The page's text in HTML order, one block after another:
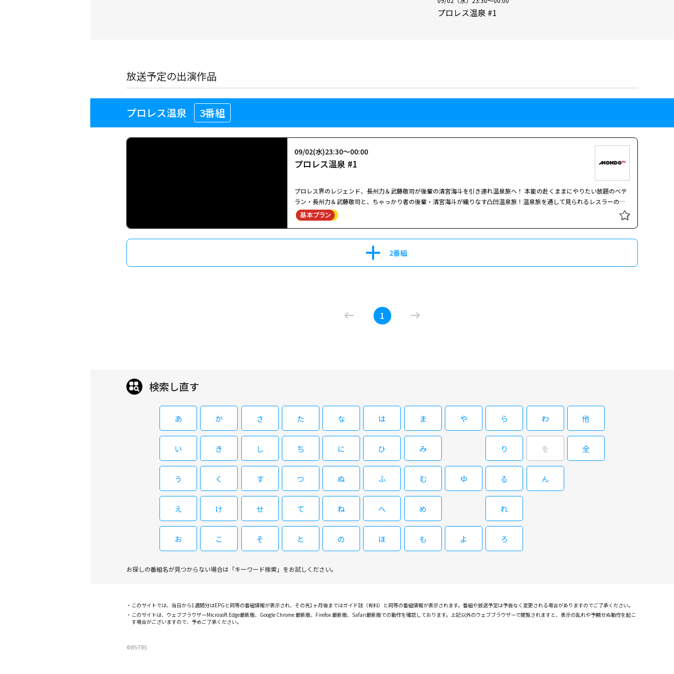
プロレス温泉 #1
放送予定の出演作品
プロレス温泉 3番組
プロレス温泉 #1
09/02(水)23:30～00:00
プロレス界のレジェンド、長州力＆武藤敬司が後輩の清宮海斗を引き連れ温泉旅へ！ 本能の赴くままにやりたい放題のベテ
ラン・長州力＆武藤敬司と、ちゃっかり者の後輩・清宮海斗が織りなす凸凹温泉旅！温泉旅を通して見られるレスラーの筋
肉美、3人の食べっぷりは必見！長州＆武藤の現役時代の秘話などプロレス談義も繰り広げます！ 旅のゴングはステーキ。
プロレスラー御用達の「リベラ」で1ポンドステーキをペロリと完食し、いざ目的地の草津温泉へ！道中、せっかちな大先
2番組
プロレス界のレジェンド、長州力＆武藤敬司が後輩の清宮海斗を引き連れ温泉旅へ！ 本能の赴くままにやりたい放題のベテ
プロレス界のレジェンド、長州力＆武藤敬司が後輩の清宮海斗を引き連れ温泉旅へ！ 本能の赴くままにやりたい放題のベテ
ラン・長州力＆武藤敬司と、ちゃっかり者の後輩・清宮海斗が織りなす凸凹温泉旅！温泉旅を通して見られるレスラーの筋
プロレス温泉 #1
09/07(月)21:00～21:30
プロレス界のレジェンド、長州力＆武藤敬司が後輩の清宮海斗を引き連れ温泉旅へ！ 本能の赴くままにやりたい放題のベテ
肉美、3人の食べっぷりは必見！長州＆武藤の現役時代の秘話などプロレス談義も繰り広げます！
1
検索し直す
あ
い
う
え
お
か
き
く
け
こ
さ
し
す
せ
そ
た
ち
つ
て
と
な
に
ぬ
ね
の
は
ひ
ふ
へ
ほ
ま
み
む
め
も
や
ゆ
よ
ら
り
る
れ
ろ
わ
を
ん
他
全
お探しの番組名が見つからない場合は「キーワード検索」をお試しください。
このサイトでは、当日から1週間分はEPGと同等の番組情報が表示され、その先1ヶ月後まではガイド誌（有料）と同等の番組情報が表示されます。番組や放送予定は予告なく変更される場合がありますのでご了承ください。
このサイトは、ウェブブラウザーMicrosoft Edge最新版、Google Chrome 最新版、Firefox 最新版、Safari最新版での動作を確認しております。上記以外のウェブブラウザーで閲覧されますと、表示の乱れや予期せぬ動作を起こ
す場合がございますので、予めご了承ください。
©BS-TBS